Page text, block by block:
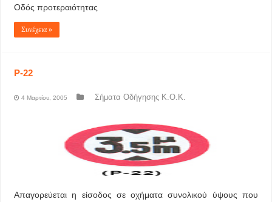
Οδός προτεραιότητας
Συνέχεια »
P-22
4 Μαρτίου, 2005 Σήματα Οδήγησης Κ.Ο.Κ.
Απαγορεύεται η είσοδος σε οχήματα συνολικού ύψους που